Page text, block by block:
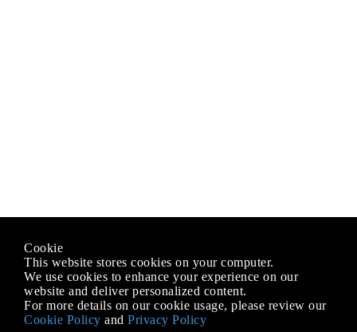
Cookie
This website stores cookies on your computer.
We use cookies to enhance your experience on our
website and deliver personalized content.
For more details on our cookie usage, please review our
Cookie Policy and Privacy Policy